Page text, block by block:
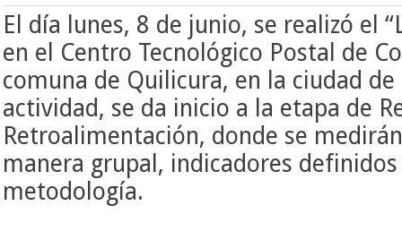
El día lunes, 8 de junio, se realizó el
en el Centro Tecnológico Postal de
comuna de Quilicura, en la ciudad de
actividad, se da inicio a la etapa de
Retroalimentación, donde se
manera grupal, indicadores
metodología.